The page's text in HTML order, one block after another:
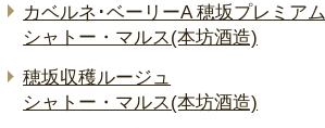
カベルネ･ベーリーA 穂坂プレミアム
シャトー・マルス(本坊酒造)
穂坂収穫ルージュ
シャトー・マルス(本坊酒造)